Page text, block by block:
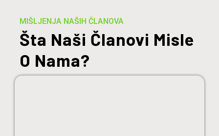
MIŠLJENJA NAŠIH ČLANOVA
Šta Naši Članovi Misle
O Nama?